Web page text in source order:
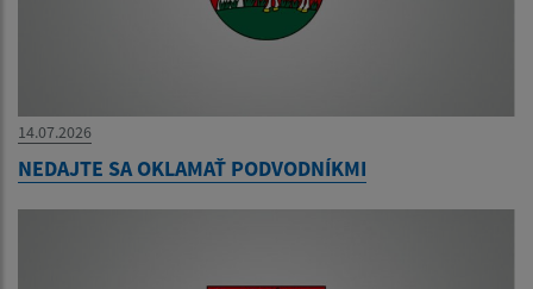
14.07.2026
NEDAJTE SA OKLAMAŤ PODVODNÍKMI